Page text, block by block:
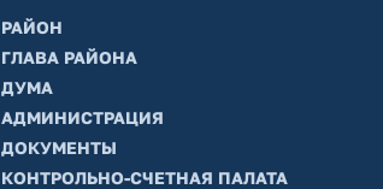
РАЙОН
ГЛАВА РАЙОНА
ДУМА
АДМИНИСТРАЦИЯ
ДОКУМЕНТЫ
КОНТРОЛЬНО-СЧЕТНАЯ ПАЛАТА